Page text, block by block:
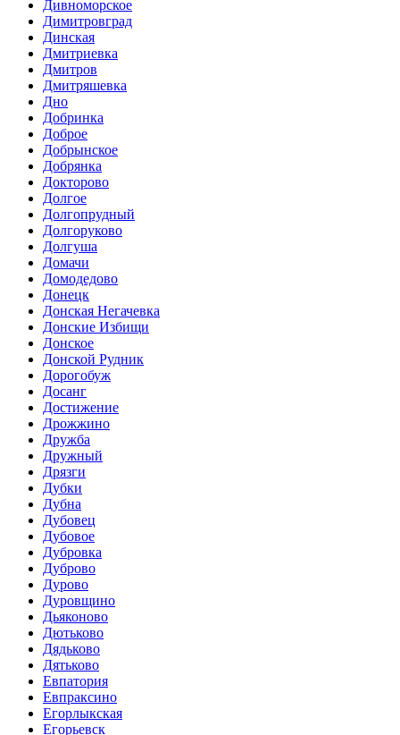
Дивноморское
Димитровград
Динская
Дмитриевка
Дмитров
Дмитряшевка
Дно
Добринка
Доброе
Добрынское
Добрянка
Докторово
Долгое
Долгопрудный
Долгоруково
Долгуша
Домачи
Домодедово
Донецк
Донская Негачевка
Донские Избищи
Донское
Донской Рудник
Дорогобуж
Досанг
Достижение
Дрожжино
Дружба
Дружный
Дрязги
Дубки
Дубна
Дубовец
Дубовое
Дубровка
Дуброво
Дурово
Дуровщино
Дьяконово
Дютьково
Дядьково
Дятьково
Евпатория
Евпраксино
Егорлыкская
Егорьевск